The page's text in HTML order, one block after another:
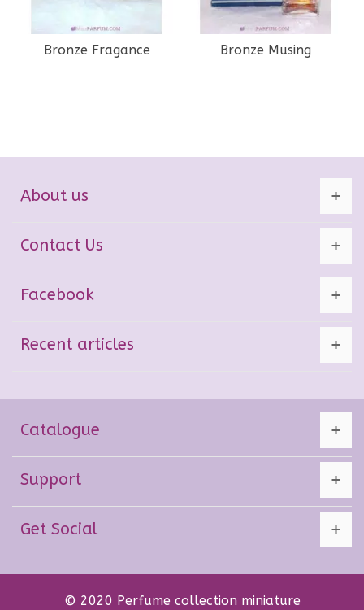
Bronze Fragance Bronze Musing
About us
Contact Us
Facebook
Recent articles
Catalogue
Support
Get Social
© 2020 Perfume collection miniature